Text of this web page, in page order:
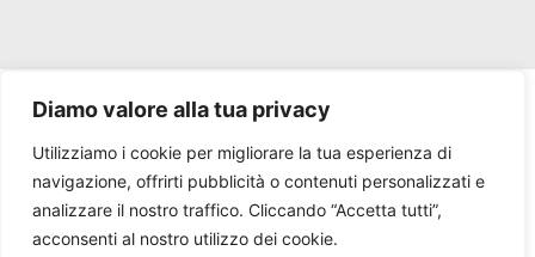
Diamo valore alla tua privacy
Utilizziamo i cookie per migliorare la tua esperienza di
navigazione, offrirti pubblicità o contenuti personalizzati e
analizzare il nostro traffico. Cliccando “Accetta tutti”,
acconsenti al nostro utilizzo dei cookie.